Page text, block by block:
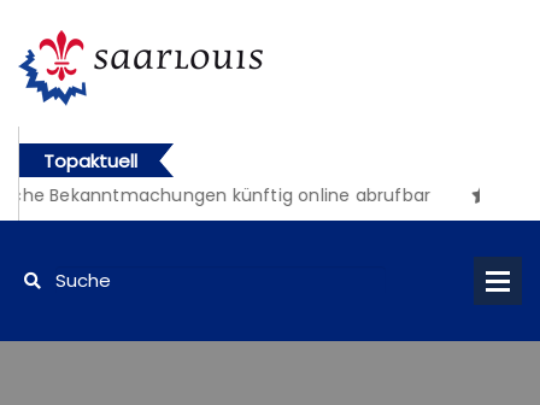
Topaktuell
Bekanntmachungen künftig online abrufbar